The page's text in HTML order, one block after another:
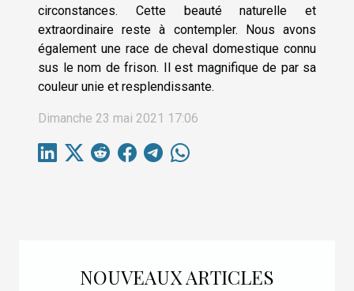
circonstances. Cette beauté naturelle et
extraordinaire reste à contempler. Nous avons
également une race de cheval domestique connu
sus le nom de frison. Il est magnifique de par sa
couleur unie et resplendissante.
Dimanche 23 mai 2021 17:06
NOUVEAUX ARTICLES